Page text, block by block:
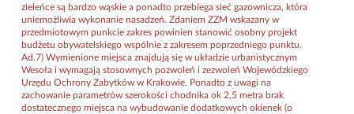
zieleńce są bardzo wąskie a ponadto przebiega sieć gazownicza, która
uniemożliwia wykonanie nasadzeń. Zdaniem ZZM wskazany w
przedmiotowym punkcie zakres powinien stanowić osobny projekt
budżetu obywatelskiego wspólnie z zakresem poprzedniego punktu.
Ad.7) Wymienione miejsca znajdują się w układzie urbanistycznym
Wesoła i wymagają stosownych pozwoleń i zezwoleń Wojewódzkiego
Urzędu Ochrony Zabytków w Krakowie. Ponadto z uwagi na
zachowanie parametrów szerokości chodnika ok 2,5 metra brak
dostatecznego miejsca na wybudowanie dodatkowych okienek (o